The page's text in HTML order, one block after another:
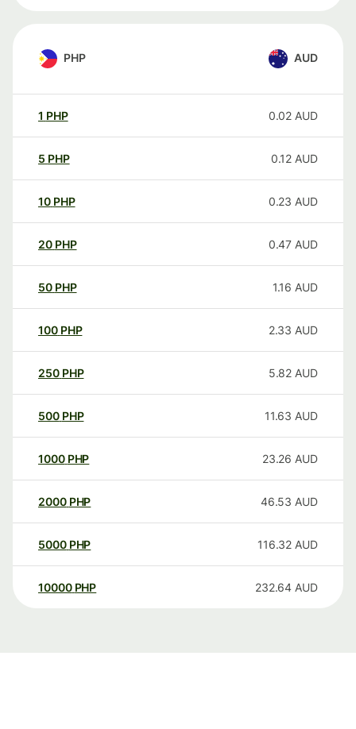
PHP AUD
1 PHP 0.02 AUD
5 PHP 0.12 AUD
10 PHP 0.23 AUD
20 PHP 0.47 AUD
50 PHP 1.16 AUD
100 PHP 2.33 AUD
250 PHP 5.82 AUD
500 PHP 11.63 AUD
1000 PHP 23.26 AUD
2000 PHP 46.53 AUD
5000 PHP 116.32 AUD
10000 PHP 232.64 AUD